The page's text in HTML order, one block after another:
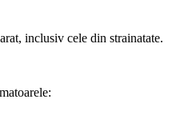
inclusiv cele din strainatate.